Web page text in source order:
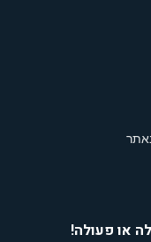
או פעולה!